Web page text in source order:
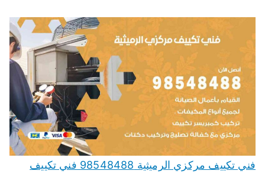
فني تكييف مركزي الرميثية 98548488 فني تكييف